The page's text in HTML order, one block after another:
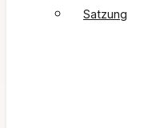
Satzung